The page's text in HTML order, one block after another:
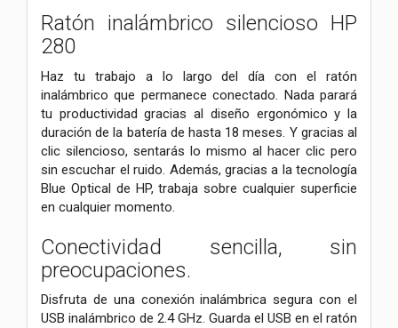
Ratón inalámbrico silencioso HP
280
Haz tu trabajo a lo largo del día con el ratón
inalámbrico que permanece conectado. Nada parará
tu productividad gracias al diseño ergonómico y la
duración de la batería de hasta 18 meses. Y gracias al
clic silencioso, sentarás lo mismo al hacer clic pero
sin escuchar el ruido. Además, gracias a la tecnología
Blue Optical de HP, trabaja sobre cualquier superficie
en cualquier momento.
Conectividad sencilla, sin
preocupaciones.
Disfruta de una conexión inalámbrica segura con el
USB inalámbrico de 2.4 GHz. Guarda el USB en el ratón